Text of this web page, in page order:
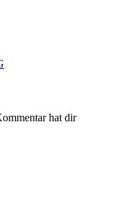
hat dir